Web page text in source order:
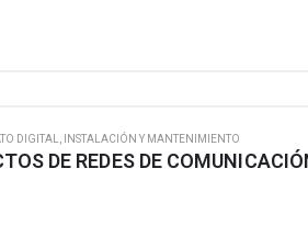
DIGITAL INSTALACIÓN Y MANTENIMIENTO